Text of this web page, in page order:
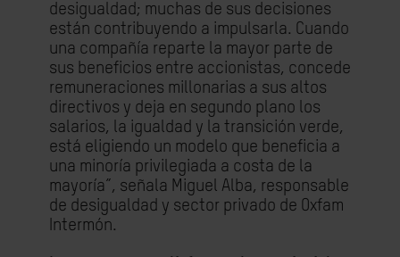
desigualdad; muchas de sus decisiones
están contribuyendo a impulsarla. Cuando
una compañía reparte la mayor parte de
sus beneficios entre accionistas, concede
remuneraciones millonarias a sus altos
directivos y deja en segundo plano los
salarios, la igualdad y la transición verde,
está eligiendo un modelo que beneficia a
una minoría privilegiada a costa de la
mayoría”, señala Miguel Alba, responsable
de desigualdad y sector privado de Oxfam
Intermón.